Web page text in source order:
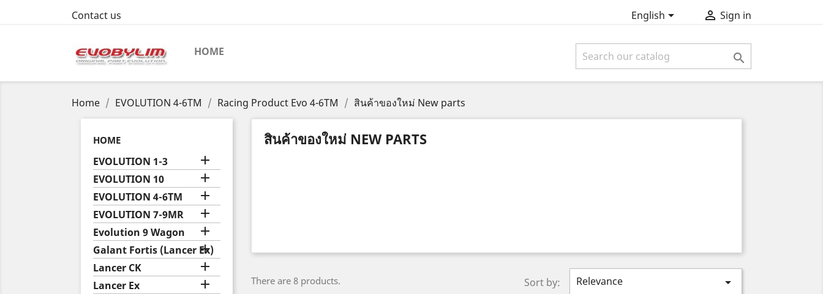
Contact us English  Sign in
HOME 
Home EVOLUTION 4-6TM Racing Product Evo 4-6TM สินค้าของใหม่ New parts
HOME
EVOLUTION 1-3 
EVOLUTION 10 
EVOLUTION 4-6TM 
EVOLUTION 7-9MR 
Evolution 9 Wagon 
Galant Fortis (Lancer Ex)

Lancer CK 
Lancer Ex 
สินค้าของใหม่ NEW PARTS
There are 8 products. Sort by: Relevance 